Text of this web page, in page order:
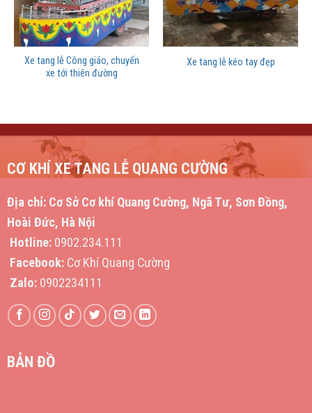
Xe tang lễ Công giáo, chuyến
xe tới thiên đường
Xe tang lễ kéo tay đẹp
CƠ KHÍ XE TANG LỄ QUANG CƯỜNG
Địa chỉ:Cơ Sở Cơ khí Quang Cường, Ngã Tư, Sơn Đồng,
Hoài Đức, Hà Nội
Hotline:0902.234.111
Facebook:Cơ Khí Quang Cường
Zalo:0902234111
BẢN ĐỒ